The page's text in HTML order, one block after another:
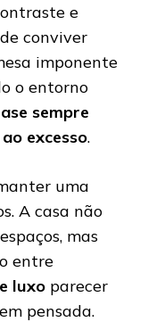
e
conviver
imponente
o entorno
sempre
excesso.
uma
A casa não
mas
entre
luxo parecer
pensada.